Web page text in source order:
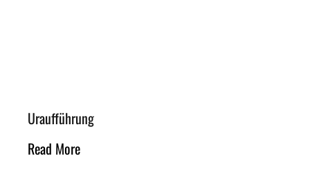
Uraufführung
Read More